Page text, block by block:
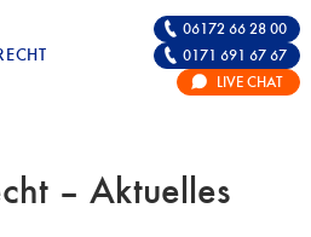
FÜR DIE
06172 66 28 00
0171 691 67 67
LIVE CHAT
– Aktuelles